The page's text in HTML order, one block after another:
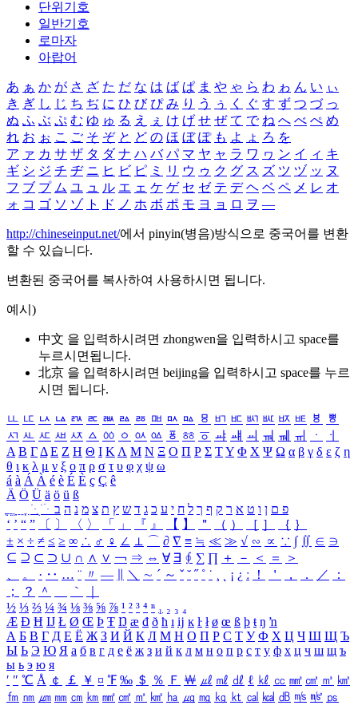
단위기호
일반기호
로마자
아랍어
あ ぁ か が さ ざ た だ な は ば ぱ ま や ゃ ら わ ゎ ん い ぃ
き ぎ し じ ち ぢ に ひ び ぴ み り う ぅ く ぐ す ず つ づ っ
ぬ ふ ぶ ぷ む ゆ ゅ る え ぇ け げ せ ぜ て で ね へ べ ぺ め
れ お ぉ こ ご そ ぞ と ど の ほ ぼ ぽ も よ ょ ろ を
ア ァ カ サ ザ タ ダ ナ ハ バ パ マ ヤ ャ ラ ワ ヮ ン イ ィ キ
ギ シ ジ チ ヂ ニ ヒ ビ ピ ミ リ ウ ゥ ク グ ス ズ ツ ヅ ッ ヌ
フ ブ プ ム ユ ュ ル エ ェ ケ ゲ セ ゼ テ デ ヘ ベ ペ メ レ オ
ォ コ ゴ ソ ゾ ト ド ノ ホ ボ ポ モ ヨ ョ ロ ヲ ―
http://chineseinput.net/에서 pinyin(병음)방식으로 중국어를 변환
할 수 있습니다.
변환된 중국어를 복사하여 사용하시면 됩니다.
예시)
中文 을 입력하시려면 zhongwen을 입력하시고 space를
누르시면됩니다.
北京 을 입력하시려면 beijing을 입력하시고 space를 누르
시면 됩니다.
ㅥ ㅦ ㅧ ㅨ ㅩ ㅪ ㅫ ㅬ ㅭ ㅮ ㅯ ㅰ ㅱ ㅲ ㅳ ㅴ ㅵ ㅶ ㅷ ㅸ
ㅹ
ㅺ ㅻ ㅼ ㅽ ㅾ ㅿ ㆀ ㆁ ㆂ ㆃ ㆄ ㆅ ㆆ ㆇ ㆈ ㆉ ㆊ ㆋ ㆌ ㆍ
ㆎ
Α Β ΓΔ Ε Ζ Η Θ Ι ΚΛ Μ Ν Ξ Ο Π Ρ Σ ΤΥ Φ Χ Ψ Ω α β γ δ ε ζ η
θ ι κ λ μ ν ξ ο π ρ σ τ υ φ χ ψ ω
á à Á À é è É È ç Ç ê
Ä Ö Ü ä ö ü ß
ִֶֹ ֻּ ׁׂ פ ם ן ו ט א ר ק ף ך ל ח י ע כ ג ד ש ץ ת צ מ נ ה ב
‘ ’ “ ” 〔 〕 〈 〉 「 」 『 』 【 】 ＂ （ ） ［ ］ ｛ ｝
± × ÷ ≠ ≤ ≥ ∞ ∴ ♂ ♀ ∠ ⊥ ⌒ ∂ ∇ ≡ ≒ ≪ ≫ √ ∽ ∝ ∵ ∫ ∬ ∈ ∋
⊆ ⊇ ⊂ ⊃ ∪ ∩ ∧ ∨ ￢ ⇒ ⇔ ∀ ∃ ∮ ∑ ∏ ＋ － ＜ ＝
＞
、
。 · ‥ … ¨ 〃 ― ＼ ∼ ´ ～ ˇ ˘ ˝ ˚ ˙ ¸ ¡ ¿ ː ！ ＇ ， ． ／
：
；
？ ＾ ｀
½ ⅓ ⅔ ¼ ¾ ⅛ ⅜ ⅝ ⅞ ¹ ² ³ ⁴ ⁿ ₁ ₂ ₃ ₄
Æ Ð Ħ Ĳ Ł Ø Œ Þ Ŧ Ŋ æ đ ð ħ ı ĳ ĸ ŀ ł ø œ ß þ ŧ ŋ ŉ
А Б В Г Д Е Ё Ж З И Й К Л М Н О П Р С Т У Ф Х Ц Ч Ш Щ Ъ
Ы Ь Э Ю Я а б в г д е ё ж з и й к л м н о п р с т у ф х ц ч ш щ ъ
ы ь э ю я
′ ″ ℃ Å ￠ ￡ ￥ ¤ ℉ ‰ ＄ ％ Ｆ ￦ ㎕ ㎖ ㎗ ℓ ㎘ ㏄ ㎣ ㎤ ㎥ ㎦
㎙ ㎚ ㎛ ㎜ ㎝ ㎞ ㎟ ㎠ ㎡ ㎢ ㏊ ㎍ ㎎ ㎏ ㏏ ㎈ ㎉ ㏈ ㎧ ㎨ ㎰